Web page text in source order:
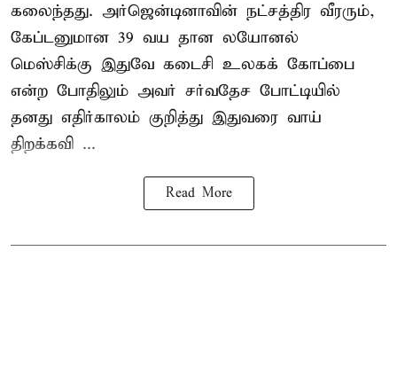
கலைந்தது. அர்ஜென்டினாவின் நட்சத்திர வீரரும்,
கேப்டனுமான 39 வய தான லயோனல்
மெஸ்சிக்கு இதுவே கடைசி உலகக் கோப்பை
என்ற போதிலும் அவர் சர்வதேச போட்டியில்
தனது எதிர்காலம் குறித்து இதுவரை வாய்
திறக்கவி ...
Read More